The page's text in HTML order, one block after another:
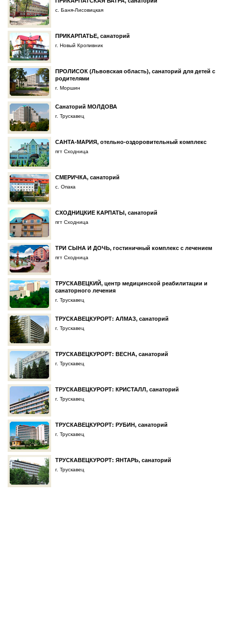
с. Баня-Лисовицкая
ПРИКАРПАТЬЕ, санаторий
г. Новый Кропивник
ПРОЛИСОК (Львовская область), санаторий для детей с
родителями
г. Моршин
Санаторий МОЛДОВА
г. Трускавец
САНТА-МАРИЯ, отельно-оздоровительный комплекс
пгт Сходница
СМЕРИЧКА, санаторий
с. Опака
СХОДНИЦКИЕ КАРПАТЫ, санаторий
пгт Сходница
ТРИ СЫНА И ДОЧЬ, гостиничный комплекс с лечением
пгт Сходница
ТРУСКАВЕЦКИЙ, центр медицинской реабилитации и
санаторного лечения
г. Трускавец
ТРУСКАВЕЦКУРОРТ: АЛМАЗ, санаторий
г. Трускавец
ТРУСКАВЕЦКУРОРТ: ВЕСНА, санаторий
г. Трускавец
ТРУСКАВЕЦКУРОРТ: КРИСТАЛЛ, санаторий
г. Трускавец
ТРУСКАВЕЦКУРОРТ: РУБИН, санаторий
г. Трускавец
ТРУСКАВЕЦКУРОРТ: ЯНТАРЬ, санаторий
г. Трускавец